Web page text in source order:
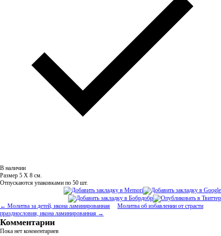
В наличии
Размер 5 Х 8 см.
Отпускаются упаковками по 50 шт.
← Молитва за детей, икона ламинированная
Молитва об избавлении от страсти
празднословия, икона ламинированная →
Комментарии
Пока нет комментариев